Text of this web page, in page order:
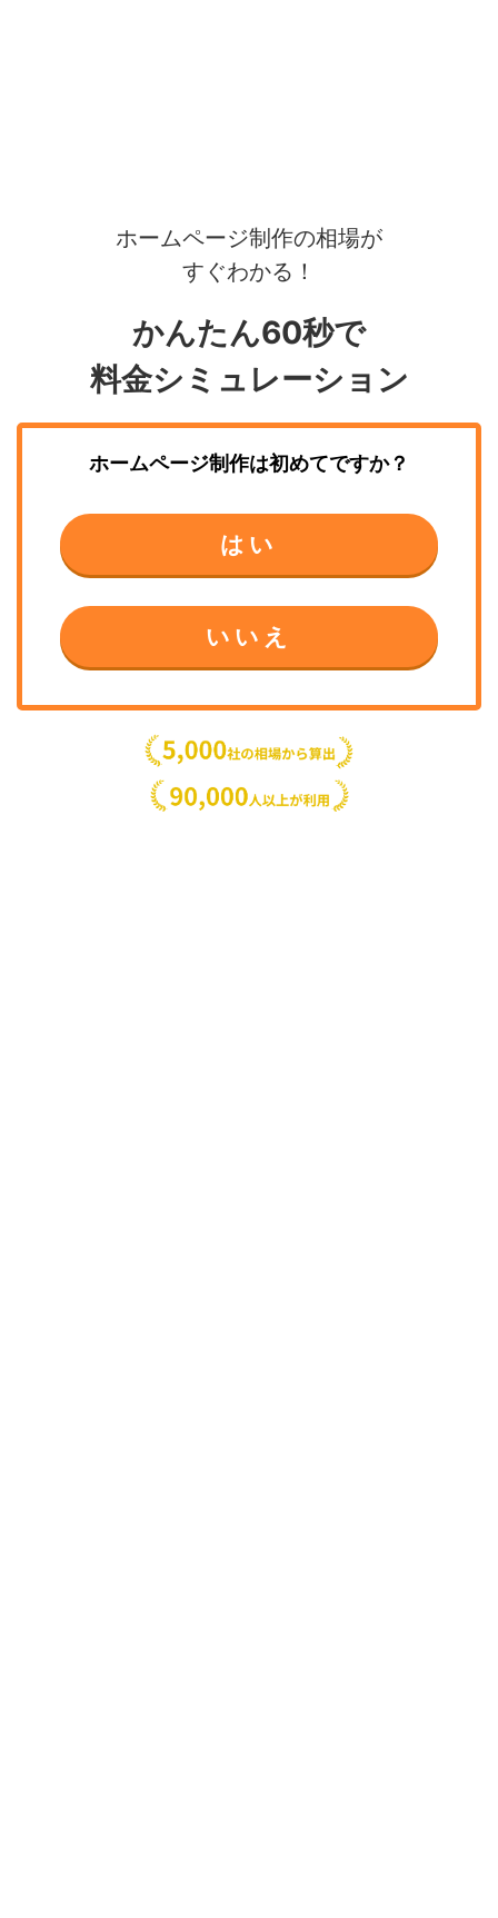
ホームページ制作の相場が
すぐわかる！
かんたん60秒で
料金シミュレーション
ホームページ制作は初めてですか？
はい
いいえ